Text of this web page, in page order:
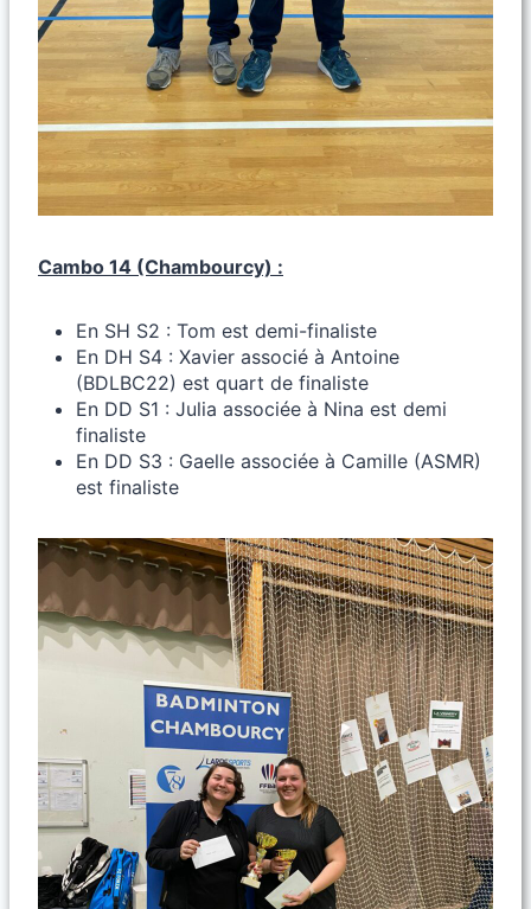
Cambo 14 (Chambourcy) :
En SH S2 : Tom est demi-finaliste
En DH S4 : Xavier associé à Antoine
(BDLBC22) est quart de finaliste
En DD S1 : Julia associée à Nina est demi
finaliste
En DD S3 : Gaelle associée à Camille (ASMR)
est finaliste